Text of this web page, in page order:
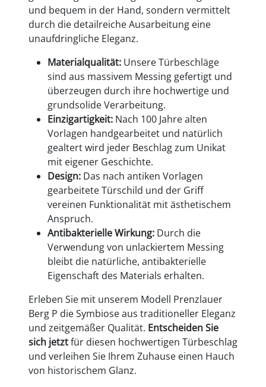
und bequem in der Hand, sondern vermittelt
durch die detailreiche Ausarbeitung eine
unaufdringliche Eleganz.
Materialqualität: Unsere Türbeschläge
sind aus massivem Messing gefertigt und
überzeugen durch ihre hochwertige und
grundsolide Verarbeitung.
Einzigartigkeit: Nach 100 Jahre alten
Vorlagen handgearbeitet und natürlich
gealtert wird jeder Beschlag zum Unikat
mit eigener Geschichte.
Design: Das nach antiken Vorlagen
gearbeitete Türschild und der Griff
vereinen Funktionalität mit ästhetischem
Anspruch.
Antibakterielle Wirkung: Durch die
Verwendung von unlackiertem Messing
bleibt die natürliche, antibakterielle
Eigenschaft des Materials erhalten.
Erleben Sie mit unserem Modell Prenzlauer
Berg P die Symbiose aus traditioneller Eleganz
und zeitgemäßer Qualität. Entscheiden Sie
sich jetztfür diesen hochwertigen Türbeschlag
und verleihen Sie Ihrem Zuhause einen Hauch
von historischem Glanz.